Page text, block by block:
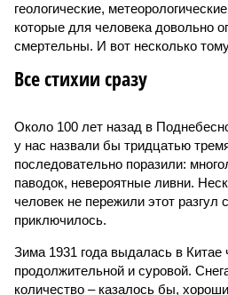
геологические,
которые для человека довольно
смертельны. И вот несколько
Все стихии сразу
Около 100 лет назад в
у нас назвали бы тридцатью
последовательно поразили:
паводок, невероятные ливни.
человек не пережили этот разгул
приключилось.
Зима 1931 года выдалась в Китае
продолжительной и суровой.
количество – казалось бы,